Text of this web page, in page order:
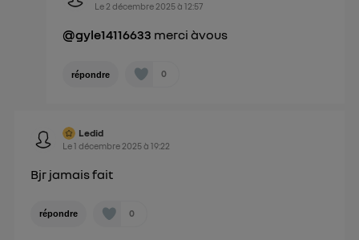
Le 2 décembre 2025à12:57
@gyle14116633 merci àvous
répondre 0
Ledid
Le1 décembre 2025à19:22
Bjr jamais fait
répondre 0